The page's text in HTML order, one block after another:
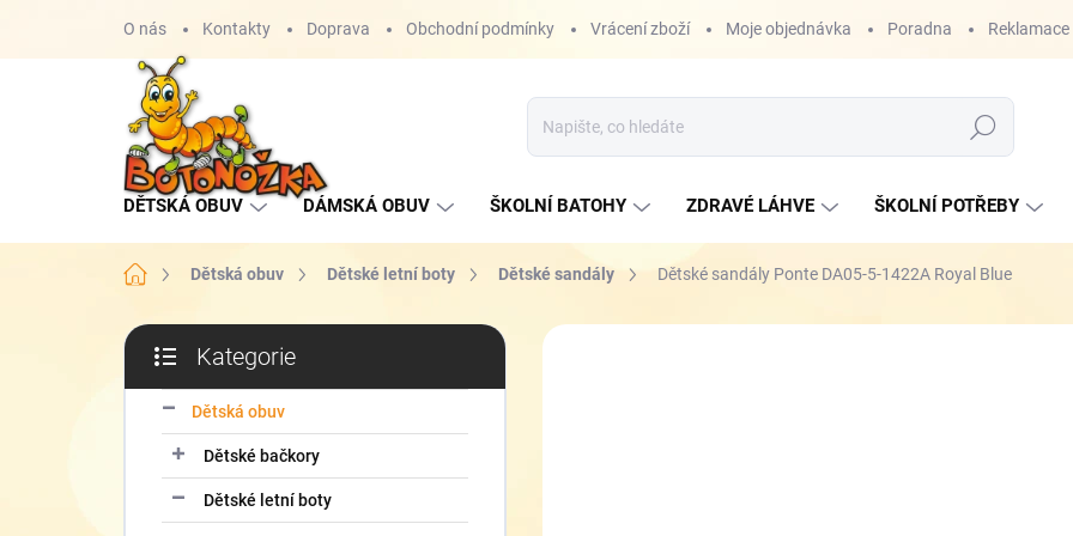
O nás Kontakty Doprava Obchodní podmínky Vrácení zboží Moje objednávka Poradna Reklamace
Hledat
DĚTSKÁ OBUV DÁMSKÁ OBUV ŠKOLNÍ BATOHY ZDRAVÉ LÁHVE ŠKOLNÍ POTŘEBY
Domů Dětská obuv Dětské letní boty Dětské sandály Dětské sandály Ponte DA05-5-1422A Royal Blue
P
s
kategorie
Kategorie
Dětská obuv
Dětské bačkory
Dětské letní boty
ZNAČKA: